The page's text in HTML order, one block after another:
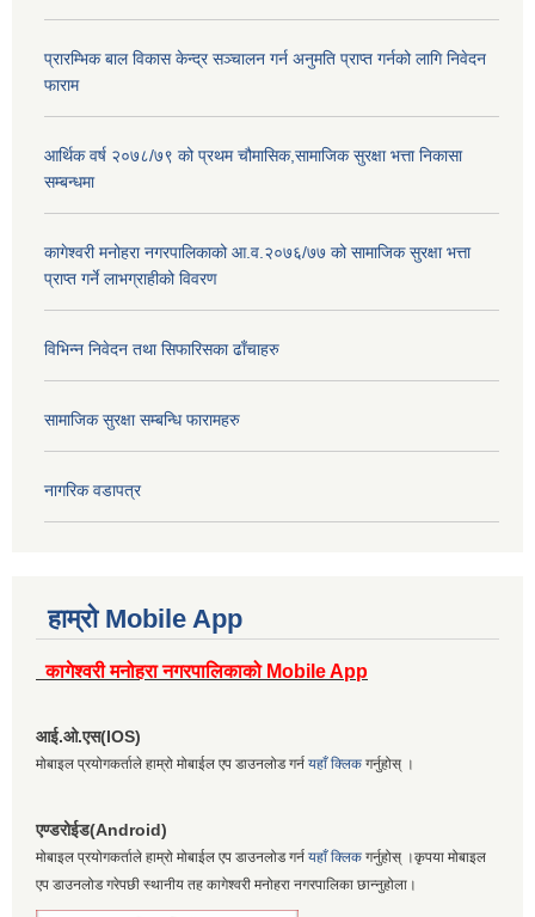
प्रारम्भिक बाल विकास केन्द्र सञ्चालन गर्न अनुमति प्राप्त गर्नको लागि निवेदन
फाराम
आर्थिक वर्ष २०७८/७९ को प्रथम चौमासिक,सामाजिक सुरक्षा भत्ता निकासा
सम्बन्धमा
कागेश्वरी मनोहरा नगरपालिकाको आ.व.२०७६/७७ को सामाजिक सुरक्षा भत्ता
प्राप्त गर्ने लाभग्राहीको विवरण
विभिन्न निवेदन तथा सिफारिसका ढाँचाहरु
सामाजिक सुरक्षा सम्बन्धि फारामहरु
नागरिक वडापत्र
हाम्रो Mobile App
कागेश्वरी मनोहरा नगरपालिकाको Mobile App
आई.ओ.एस(IOS)
मोबाइल प्रयोगकर्ताले हाम्रो मोबाईल एप डाउनलोड गर्न यहाँ क्लिक गर्नुहोस् ।
एण्डरोईड(Android)
मोबाइल प्रयोगकर्ताले हाम्रो मोबाईल एप डाउनलोड गर्न यहाँ क्लिक गर्नुहोस् ।कृपया मोबाइल
एप डाउनलोड गरेपछी स्थानीय तह कागेश्वरी मनोहरा नगरपालिका छान्नुहोला।